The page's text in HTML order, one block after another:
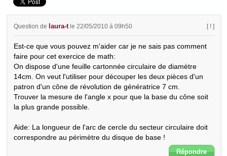
Question de laura-tle 22/05/2010 à 09h50 [ ! ]
Est-ce que vous pouvez m'aider car je ne sais pas comment
faire pour cet exercice de math:
On dispose d'une feuille cartonnée circulaire de diamètre
14cm. On veut l'utiliser pour découper les deux pièces d'un
patron d'un cône de révolution de génératrice 7 cm.
Trouver la mesure de l'angle x pour que la base du cône soit
la plus grande possible.
Aide: La longueur de l'arc de cercle du secteur circulaire doit
correspondre au périmètre du disque de base !
Répondre